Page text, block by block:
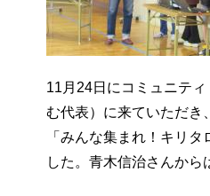
11月24日にコミュニテ
む代表）に来ていただき
「みんな集まれ！キリ
した。青木信治さんから